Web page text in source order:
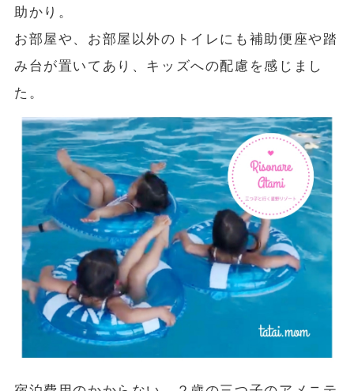
助かり。
お部屋や、お部屋以外のトイレにも補助便座や踏
み台が置いてあり、キッズへの配慮を感じまし
た。